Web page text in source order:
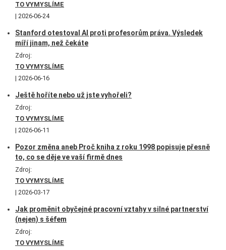
TO VYMYSLÍME
2026-06-24
Stanford otestoval AI proti profesorům práva. Výsledek
míří jinam, než čekáte
Zdroj:
TO VYMYSLÍME
2026-06-16
Ještě hoříte nebo už jste vyhořeli?
Zdroj:
TO VYMYSLÍME
2026-06-11
Pozor změna aneb Proč kniha z roku 1998 popisuje přesně
to, co se děje ve vaší firmě dnes
Zdroj:
TO VYMYSLÍME
2026-03-17
Jak proměnit obyčejné pracovní vztahy v silné partnerství
(nejen) s šéfem
Zdroj:
TO VYMYSLÍME